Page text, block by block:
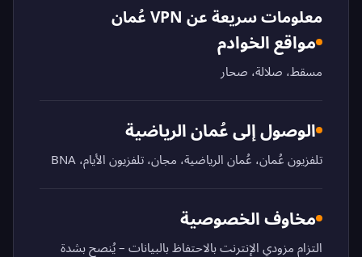
معلومات سريعة عن VPN عُمان
مواقع الخوادم
مسقط، صلالة، صحار
الوصول إلى عُمان الرياضية
تلفزيون عُمان، عُمان الرياضية، مجان، تلفزيون الأيام، BNA
مخاوف الخصوصية
التزام مزودي الإنترنت بالاحتفاظ بالبيانات – يُنصح بشدة